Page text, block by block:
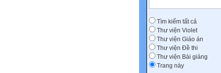
Tìm kiếm tất cả
Thư viện Violet
Thư viện Giáo án
Thư viện Đề thi
Thư viện Bài giảng
Trang này